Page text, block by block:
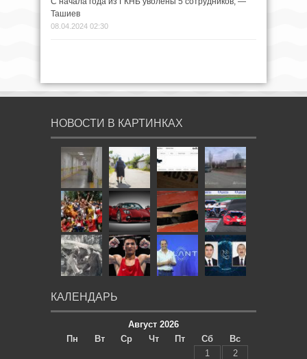
Ташиев
08.04.2024 02:30
НОВОСТИ В КАРТИНКАХ
КАЛЕНДАРЬ
Август 2026
Пн
Вт Ср Чт Пт Сб
Вс
1
2